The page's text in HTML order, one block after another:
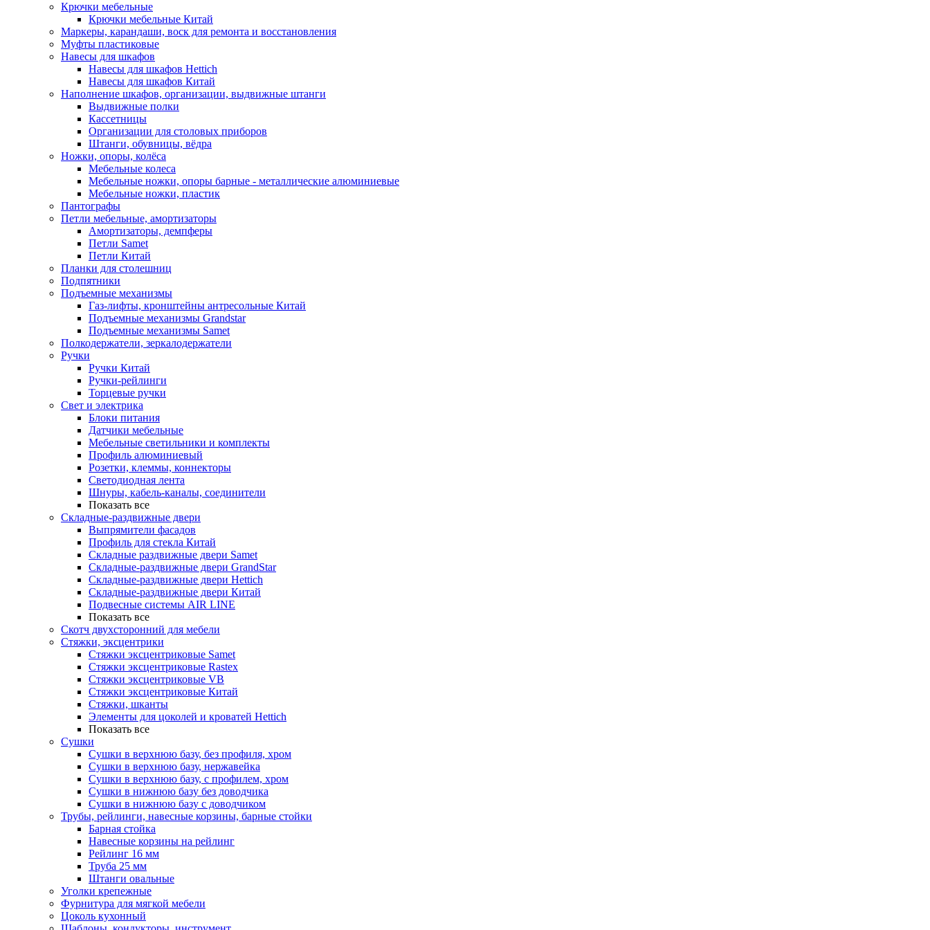
Крючки мебельные
Крючки мебельные Китай
Маркеры, карандаши, воск для ремонта и восстановления
Муфты пластиковые
Навесы для шкафов
Навесы для шкафов Hettich
Навесы для шкафов Китай
Наполнение шкафов, организации, выдвижные штанги
Выдвижные полки
Кассетницы
Организации для столовых приборов
Штанги, обувницы, вёдра
Ножки, опоры, колёса
Мебельные колеса
Мебельные ножки, опоры барные - металлические алюминиевые
Мебельные ножки, пластик
Пантографы
Петли мебельные, амортизаторы
Амортизаторы, демпферы
Петли Samet
Петли Китай
Планки для столешниц
Подпятники
Подъемные механизмы
Газ-лифты, кронштейны антресольные Китай
Подъемные механизмы Grandstar
Подъемные механизмы Samet
Полкодержатели, зеркалодержатели
Ручки
Ручки Китай
Ручки-рейлинги
Торцевые ручки
Свет и электрика
Блоки питания
Датчики мебельные
Мебельные светильники и комплекты
Профиль алюминиевый
Розетки, клеммы, коннекторы
Светодиодная лента
Шнуры, кабель-каналы, соединители
Показать все
Складные-раздвижные двери
Выпрямители фасадов
Профиль для стекла Китай
Складные раздвижные двери Samet
Складные-раздвижные двери GrandStar
Складные-раздвижные двери Hettich
Складные-раздвижные двери Китай
Подвесные системы AIR LINE
Показать все
Скотч двухсторонний для мебели
Стяжки, эксцентрики
Cтяжки эксцентриковые Samet
Стяжки эксцентриковые Rastex
Стяжки эксцентриковые VB
Стяжки эксцентриковые Китай
Стяжки, шканты
Элементы для цоколей и кроватей Hettich
Показать все
Сушки
Сушки в верхнюю базу, без профиля, хром
Сушки в верхнюю базу, нержавейка
Сушки в верхнюю базу, с профилем, хром
Сушки в нижнюю базу без доводчика
Сушки в нижнюю базу с доводчиком
Трубы, рейлинги, навесные корзины, барные стойки
Барная стойка
Навесные корзины на рейлинг
Рейлинг 16 мм
Труба 25 мм
Штанги овальные
Уголки крепежные
Фурнитура для мягкой мебели
Цоколь кухонный